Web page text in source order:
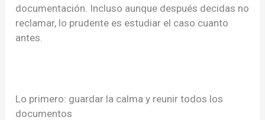
documentación. Incluso aunque después decidas no
reclamar, lo prudente es estudiar el caso cuanto
antes.
Lo primero: guardar la calma y reunir todos los
documentos